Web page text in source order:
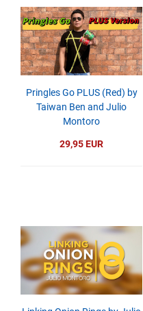
Pringles Go PLUS (Red) by
Taiwan Ben and Julio
Montoro
29,95 EUR